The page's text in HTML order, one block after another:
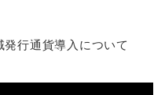
行通貨導入について